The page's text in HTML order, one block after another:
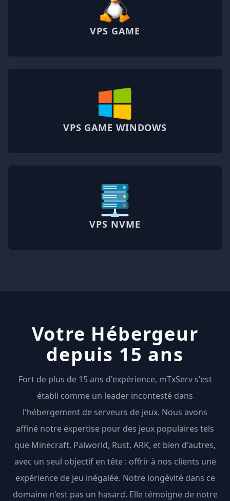
VPS GAME
VPS GAME WINDOWS
VPS NVME
Votre Hébergeur
depuis 15 ans
Fort de plus de 15 ans d'expérience, mTxServ s'est
établi comme un leader incontesté dans
l'hébergement de serveurs de jeux. Nous avons
affiné notre expertise pour des jeux populaires tels
que Minecraft, Palworld, Rust, ARK, et bien d'autres,
avec un seul objectif en tête : offrir à nos clients une
expérience de jeu inégalée. Notre longévité dans ce
domaine n'est pas un hasard. Elle témoigne de notre